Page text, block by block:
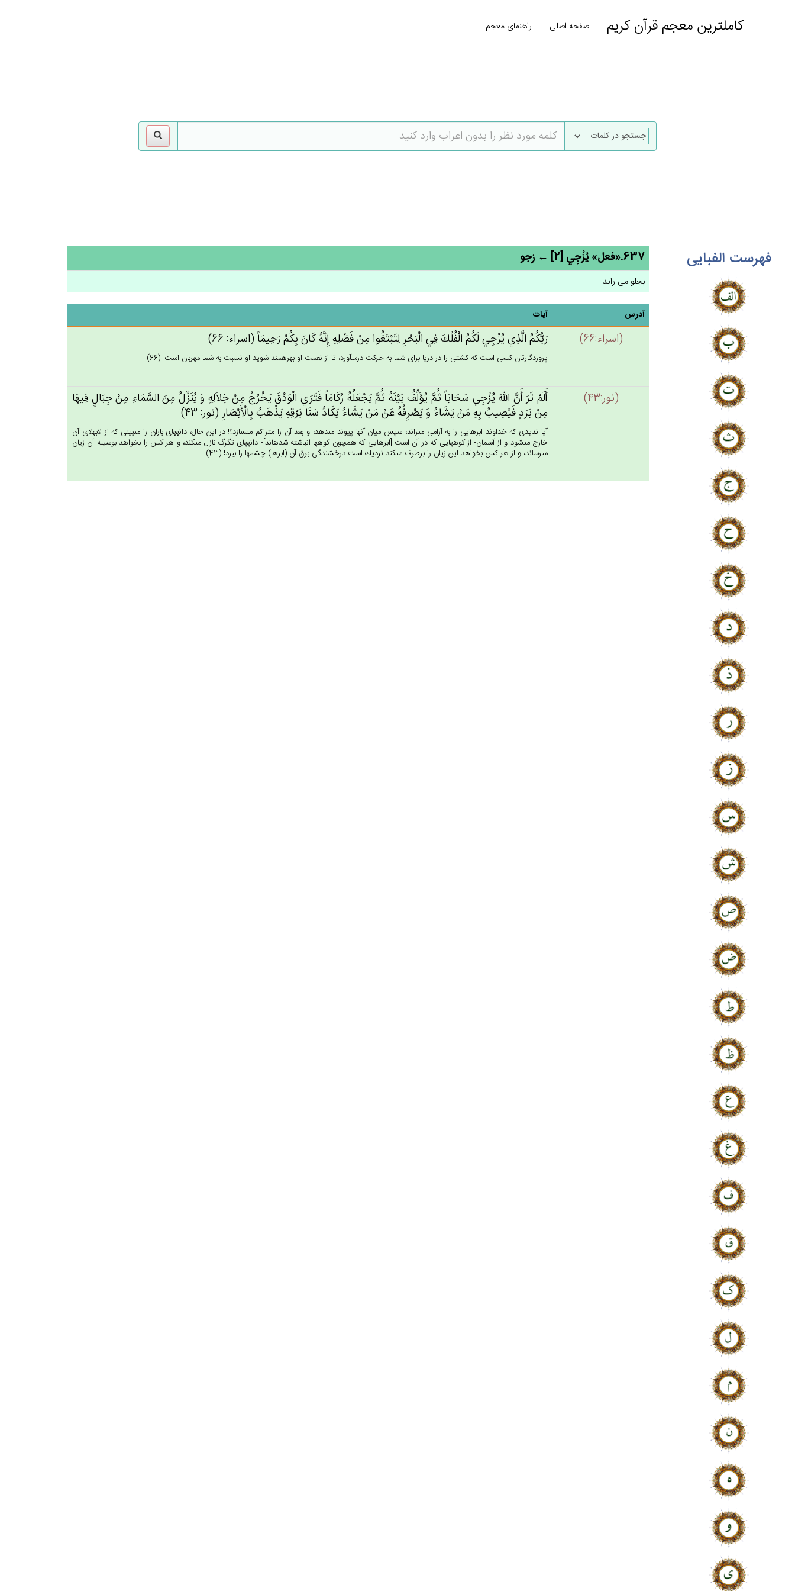
کاملترین معجم قرآن کریم صفحه اصلی راهنمای معجم
فهرست الفبایی 637.«فعل» يُزْجِي‌ [2] ← زجو
بجلو می راند
آدرس آیات
(اسراء:66) رَبُّكُم‌ُ الَّذِي‌ يُزْجِي‌ لَكُم‌ُ الْفُلْك‌َ فِي‌ الْبَحْرِ لِتَبْتَغُوا مِنْ‌ فَضْلِه‌ِ إِنَّه‌ُ كَان‌َ بِكُم‌ْ رَحِيمَاً (اسراء: 66)
پروردگارتان كسى است كه كشتى را در دريا براى شما به حركت درمى‏آورد، تا از نعمت او بهره‏مند شويد او نسبت به شما مهربان است. (66)
(نور:43)
أَلَم‌ْ تَرَ أَن‌َّ الله‌َ يُزْجِي‌ سَحَابَاً ثُم‌َّ يُؤَلِّف‌ُ بَيْنَه‌ُ ثُم‌َّ يَجْعَلُه‌ُ رُكَامَاً فَتَرَي‌ الْوَدْق‌َ يَخْرُج‌ُ مِن‌ْ خِلاَلِه‌ِ وَ يُنَزِّل‌ُ مِن‌َ السَّمَاءِ مِنْ‌ جِبَال‌ٍ فِيهَا
مِنْ‌ بَرَدٍ فَيُصِيب‌ُ بِه‌ِ مَنْ‌ يَشَاءُ وَ يَصْرِفُه‌ُ عَنْ‌ مَنْ‌ يَشَاءُ يَكَادُ سَنَا بَرْقِه‌ِ يَذْهَب‌ُ بِالْأَبْصَارِ (نور: 43)
آيا نديدى كه خداوند ابرهايى را به آرامى مى‏راند، سپس ميان آنها پيوند مى‏دهد، و بعد آن را متراكم مى‏سازد؟! در اين حال، دانه‏هاى باران را مى‏بينى كه از لابه‏لاى آن
خارج مى‏شود و از آسمان- از كوه‏هايى كه در آن است [ابرهايى كه همچون كوه‏ها انباشته شده‏اند]- دانه‏هاى تگرگ نازل مى‏كند، و هر كس را بخواهد بوسيله آن زيان
مى‏رساند، و از هر كس بخواهد اين زيان را برطرف مى‏كند نزديك است درخشندگى برق آن (ابرها) چشمها را ببرد! (43)